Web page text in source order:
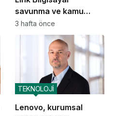
savunma ve kamu
güvenliği alanında
yerlileşmeyi hedefliyor
3 hafta önce
Lenovo, kurumsal
TEKNOLOJİ